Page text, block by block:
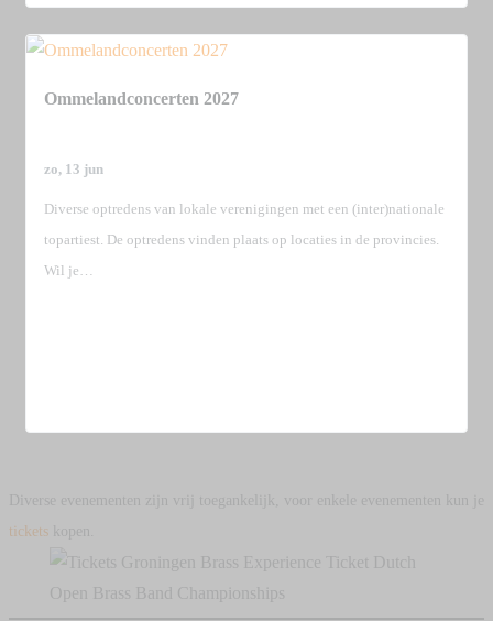
Meer Informatie
Ommelandconcerten 2027
zo, 13 jun
Diverse optredens van lokale verenigingen met een (inter)nationale
topartiest. De optredens vinden plaats op locaties in de provincies.
Wil je…
Diverse evenementen zijn vrij toegankelijk, voor enkele evenementen kun je
tickets kopen.